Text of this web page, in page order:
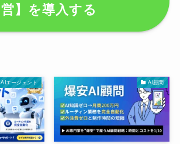
営】を導入する
AIエージェント AI顧問